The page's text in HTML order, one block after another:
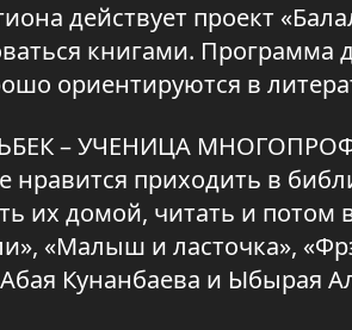
действует проект
книгами.
ориентируются в
– УЧЕНИЦА
приходить в
их домой, читать и потом
«Малыш и ласточка»,
Кунанбаева и Ыбырая